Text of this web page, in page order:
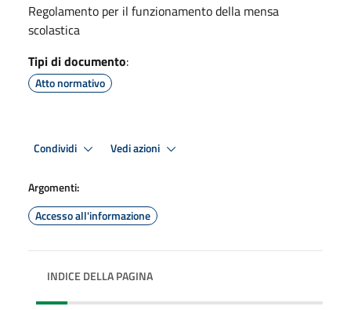
Regolamento per il funzionamento della mensa
scolastica
Tipi di documento:
Atto normativo
Condividi Vedi azioni
Argomenti:
Accesso all'informazione
INDICE DELLA PAGINA